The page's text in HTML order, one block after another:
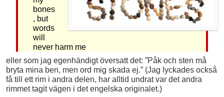
bones
, but
words
will
never harm me
eller som jag egenhändigt översatt det: ”Påk och sten må
bryta mina ben, men ord mig skada ej.” (Jag lyckades också
få till ett rim i andra delen, har alltid undrat var det andra
rimmet tagit vägen i det engelska originalet.)